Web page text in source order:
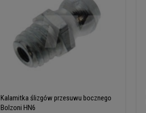
Kalamitka ślizgów przesuwu bocznego
Bolzoni HN6